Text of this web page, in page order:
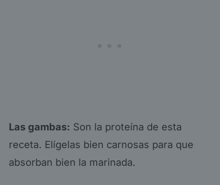
Las gambas: Son la proteína de esta
receta. Elígelas bien carnosas para que
absorban bien la marinada.